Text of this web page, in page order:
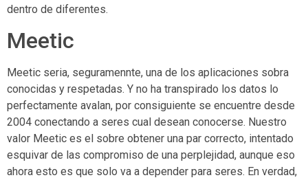
dentro de diferentes.
Meetic
Meetic seri­a, seguramennte, una de los aplicaciones sobra
conocidas y respetadas. Y no ha transpirado los datos lo
perfectamente avalan, por consiguiente se encuentre desde
2004 conectando a seres cual desean conocerse. Nuestro
valor Meetic es el sobre obtener una par correcto, intentado
esquivar de las compromiso de una perplejidad, aunque eso
ahora esto es que solo va a depender para seres. En verdad,